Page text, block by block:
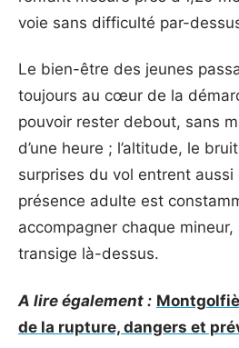
voie sans difficulté par-
Le bien-être des jeunes
toujours au cœur de la
pouvoir rester debout, sans
d’une heure ; l’altitude, le
surprises du vol entrent aussi
présence adulte est
accompagner chaque
transige là-dessus.
A lire également :
de la rupture, dangers et